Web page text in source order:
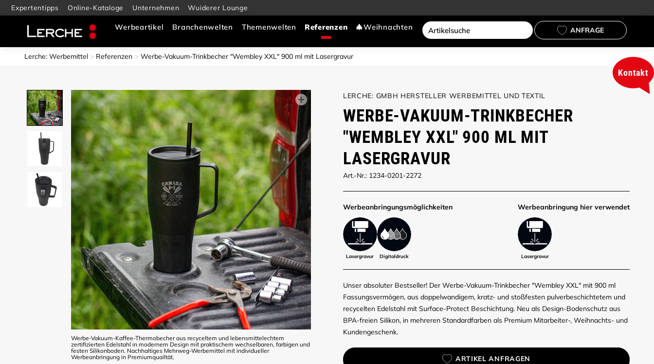
Expertentipps Online-Kataloge Unternehmen Wuiderer Lounge
Werbeartikel Branchenwelten Themenwelten 🎄Weihnachten ANFRAGE
Lerche: Werbemittel Referenzen Werbe-Vakuum-Trinkbecher "Wembley XXL" 900 ml mit Lasergravur
Werbe-Vakuum-Kaffee-Thermobecher aus recyceltem und lebensmittelechtem
zertifizierten Edelstahl in modernem Design mit praktischem wechselbaren, farbigen und
festen Silikonboden. Nachhaltiges Mehrweg-Werbemittel mit individueller
Werbeanbringung in Premiumquailtät.
LERCHE: GMBH HERSTELLER WERBEMITTEL UND TEXTIL
WERBE-VAKUUM-TRINKBECHER
"WEMBLEY XXL" 900 ML MIT
LASERGRAVUR
Art.-Nr.: 1234-0201-2272
Werbe­anbringungs­möglich­keiten
Lasergravur Digitaldruck
Werbe­anbringung hier verwendet
Lasergravur
Unser absoluter Bestseller! Der Werbe-Vakuum-Trinkbecher "Wembley XXL" mit 900 ml
Fassungsvermögen, aus doppelwandigem, kratz- und stoßfesten pulverbeschichtetem und
recycelten Edelstahl mit Surface-Protect Beschichtung. Neu als Design-Bodenschutz aus
BPA-freien Silikon, in mehreren Standardfarben als Premium Mitarbeiter-, Weihnachts- und
Kundengeschenk.
ARTIKEL ANFRAGEN
Kontakt